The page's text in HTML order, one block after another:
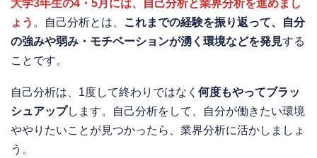
大学3年生の4・5月には、自己分析と業界分析を進めまし
ょう 。自己分析とは、
これまでの経験を振り返って、自分
の強みや弱み・モチベーションが湧く環境などを発見する
ことです。
自己分析は、1度して終わりではなく 何度もやってブラッ
シュアップします。自己分析をして、自分が働きたい環境
ややりたいことが見つかったら、業界分析に活かしましょ
う。